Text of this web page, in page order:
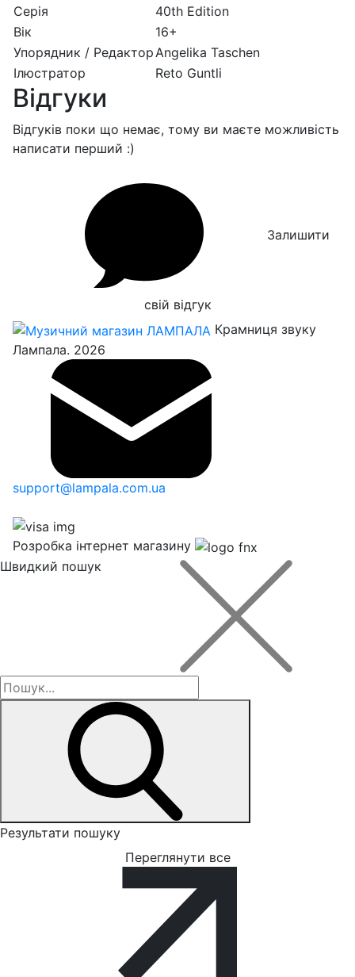
Серія
40th Edition
Вік
16+
Упорядник / РедакторAngelika Taschen
Ілюстратор
Reto Guntli
Відгуки
Відгуків поки що немає, тому ви маєте можливість
написати перший :)
Залишити
свій відгук
Крамниця звуку
Лампала. 2026
support@lampala.com.ua
Розробка інтернет магазину
Швидкий пошук
Результати пошуку
Переглянути все